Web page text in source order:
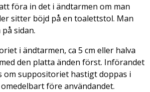
föra in det i ändtarmen om man
sitter böjd på en toalettstol. Man
sidan.
i ändtarmen, ca 5 cm eller halva
den platta änden först. Införandet
om suppositoriet hastigt doppas i
före användandet.